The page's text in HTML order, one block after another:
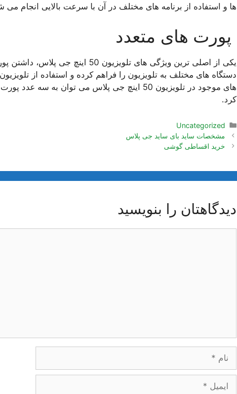
ها و استفاده از برنامه های مختلف در آن با سرعت بالایی انجام می
پورت های متعدد
یکی از اصلی ترین ویژگی های تلویزیون
دستگاه های مختلف به تلویزیون را فراهم کرده و استفاده از
کرد.
دسته‌ها
Uncategorized
ناوبری
نوشته‌ها
مشخصات ساید بای ساید جی پلاس
خرید اقساطی گوشی
دیدگاهتان را بنویسید